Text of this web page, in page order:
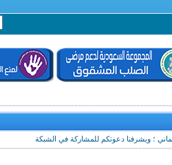
؛ ويشرفنا دعوتكم للمشاركة في الشبكة